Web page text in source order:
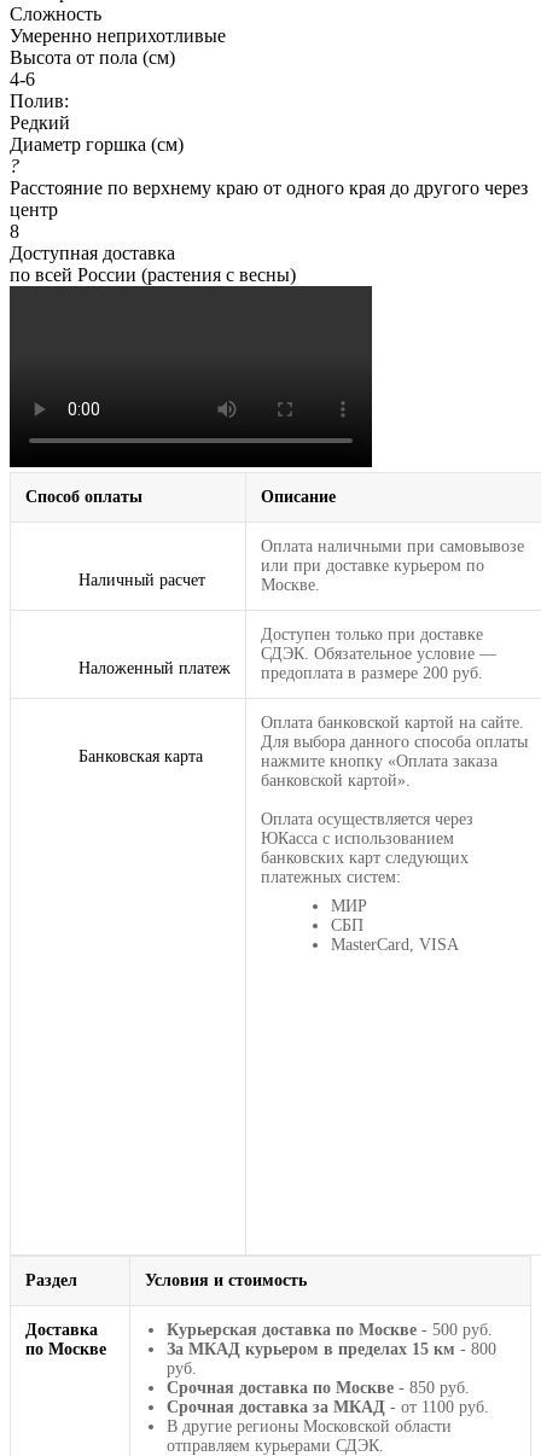
Сложность
Умеренно неприхотливые
Высота от пола (см)
4-6
Полив:
Редкий
Диаметр горшка (см)
?
Расстояние по верхнему краю от одного края до другого через
центр
8
Доступная доставка
по всей России (растения с весны)
Способ оплаты Описание
Наличный расчет
Оплата наличными при самовывозе
или при доставке курьером по
Москве.
Наложенный платеж
Доступен только при доставке
СДЭК. Обязательное условие —
предоплата в размере 200 руб.
Банковская карта
Оплата банковской картой на сайте.
Для выбора данного способа оплаты
нажмите кнопку «Оплата заказа
банковской картой».
Оплата осуществляется через
ЮКасса с использованием
банковских карт следующих
платежных систем:
МИР
СБП
MasterCard, VISA
Раздел Условия и стоимость
Доставка
по Москве
Курьерская доставка по Москве - 500 руб.
За МКАД курьером в пределах 15 км - 800
руб.
Срочная доставка по Москве - 850 руб.
Срочная доставка за МКАД - от 1100 руб.
В другие регионы Московской области
отправляем курьерами СДЭК.